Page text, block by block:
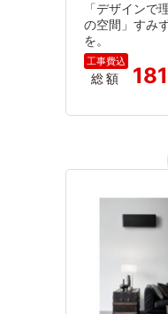
「デザインで
の空間」すみ
を。
総額